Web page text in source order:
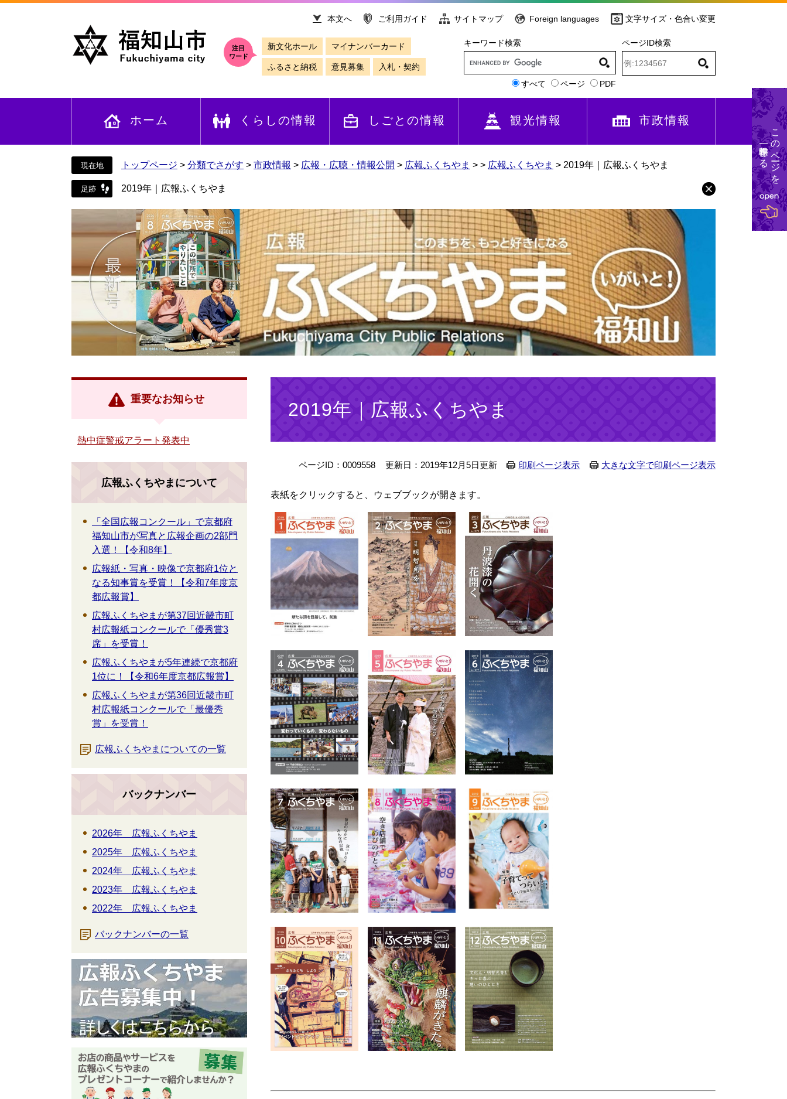
文
本文へ ご利用ガイド サイトマップ Foreign languages 文字サイズ・色合い変更
注目
ワード
新文化ホール マイナンバーカード
ふるさと納税 意見募集 入札・契約
キーワード検索
すべて ページ PDF
ページID検索
ホーム くらしの情報 しごとの情報 観光情報 市政情報
トップページ > 分類でさがす > 市政情報 > 広報・広聴・情報公開 > 広報ふくちやま > > 広報ふくちやま > 2019年｜広報ふくちやま
2019年｜広報ふくちやま
2019年｜広報ふくちやま
ページID：0009558 更新日：2019年12月5日更新 印刷ページ表示 大きな文字で印刷ページ表示
表紙をクリックすると、ウェブブックが開きます。
重要なお知らせ
熱中症警戒アラート発表中
広報ふくちやまについて
「全国広報コンクール」で京都府
福知山市が写真と広報企画の2部門
入選！【令和8年】
広報紙・写真・映像で京都府1位と
なる知事賞を受賞！【令和7年度京
都広報賞】
広報ふくちやまが第37回近畿市町
村広報紙コンクールで「優秀賞3
席」を受賞！
広報ふくちやまが5年連続で京都府
1位に！【令和6年度京都広報賞】
広報ふくちやまが第36回近畿市町
村広報紙コンクールで「最優秀
賞」を受賞！
広報ふくちやまについての一覧
バックナンバー
2026年 広報ふくちやま
2025年 広報ふくちやま
2024年 広報ふくちやま
2023年 広報ふくちやま
2022年 広報ふくちやま
バックナンバーの一覧
このページを
一時保存する